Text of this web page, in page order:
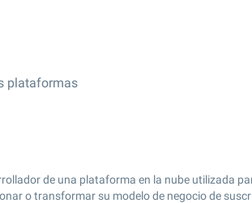
plataformas
de una plataforma en la nube utilizada
o transformar su modelo de negocio de